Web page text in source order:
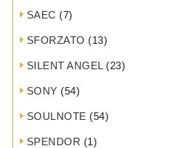
SAEC (7)
SFORZATO (13)
SILENT ANGEL(23)
SONY (54)
SOULNOTE (54)
SPENDOR (1)